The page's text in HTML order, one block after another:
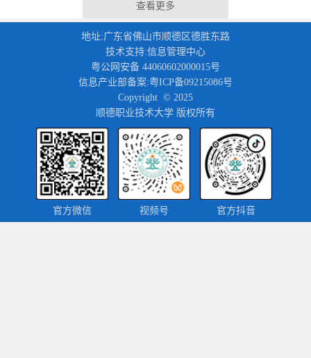
查看更多
地址:广东省佛山市顺德区德胜东路
技术支持:信息管理中心
粤公网安备 44060602000015号
信息产业部备案:粤ICP备09215086号
Copyright © 2025
顺德职业技术大学 版权所有
官方微信 视频号 官方抖音